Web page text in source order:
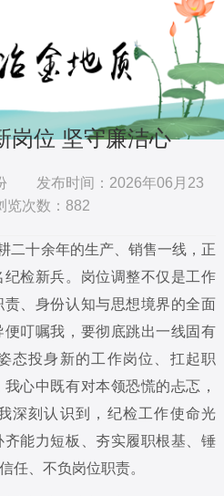
岗位 坚守廉洁心
发布时间：2026年06月23
次数：882
二十余年的生产、销售一线，正
检新兵。岗位调整不仅是工作
、身份认知与思想境界的全面
叮嘱我，要彻底跳出一线固有
态投身新的工作岗位、扛起职
心中既有对本领恐慌的忐忑，
深刻认识到，纪检工作使命光
能力短板、夯实履职根基、锤
任、不负岗位职责。